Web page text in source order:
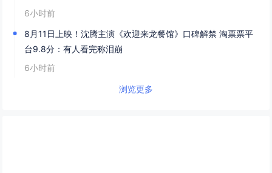
6小时前
8月11日上映！沈腾主演《欢迎来龙餐馆》口碑解禁 淘票票平
台9.8分：有人看完称泪崩
6小时前
浏览更多